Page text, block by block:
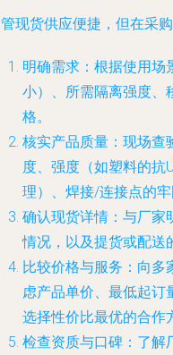
现货供应便捷，但在采
明确需求 ：根据使用
小）、所需隔离强度、
格。
核实产品质量 ：现场
度、强度（如塑料的抗
理）、焊接/连接点的牢
确认现货详情 ：与厂
情况，以及提货或配送
比较价格与服务 ：向
虑产品单价、最低起订
选择性价比最优的合作
检查资质与口碑 ：了